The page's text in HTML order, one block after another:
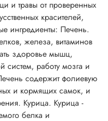
и травы от проверенных
красителей,
ингредиенты: Печень.
железа, витаминов
здоровье мышц,
систем, работу мозга и
содержит фолиевую
и кормящих самок, и
Курица. Курица -
белка и